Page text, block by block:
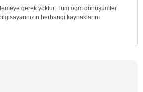
gerek yoktur. Tüm ogm dönüşümler
herhangi kaynaklarını